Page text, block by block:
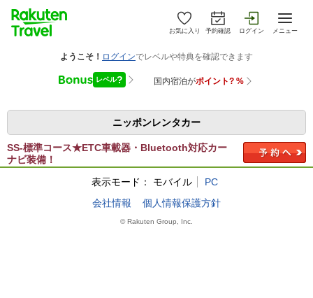
お気に入り 予約確認 ログイン メニュー
ニッポンレンタカー
SS-標準コース★ETC車載器・Bluetooth対応カー
ナビ装備！
表示モード：
モバイル
PC
会社情報
個人情報保護方針
© Rakuten Group, Inc.